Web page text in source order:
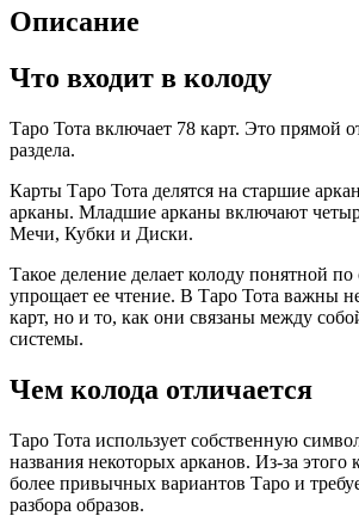
Описание
Что входит в колоду
Таро Тота включает 78 карт. Это прямой
раздела.
Карты Таро Тота делятся на старшие
арканы. Младшие арканы включают
Мечи, Кубки и Диски.
Такое деление делает колоду понятной по
упрощает ее чтение. В Таро Тота важны
карт, но и то, как они связаны между
системы.
Чем колода отличается
Таро Тота использует собственную
названия некоторых арканов. Из-за этого
более привычных вариантов Таро и
разбора образов.